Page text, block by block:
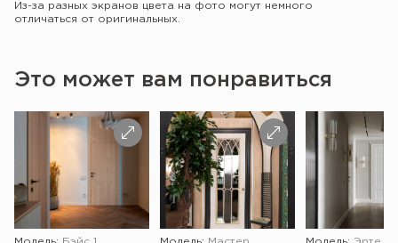
Из-за разных экранов цвета на фото могут немного
отличаться от оригинальных.
Это может вам понравиться